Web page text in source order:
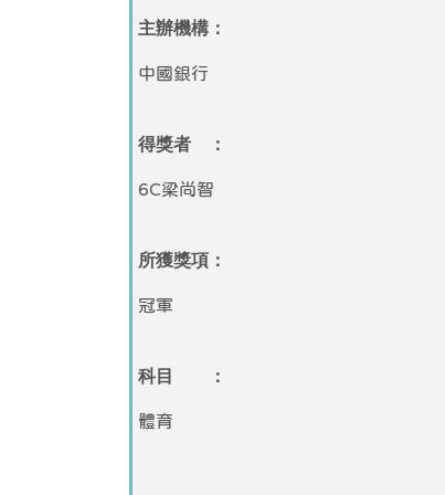
主辦機構：
中國銀行
得獎者 ：
6C梁尚智
所獲獎項：
冠軍
科目 ：
體育